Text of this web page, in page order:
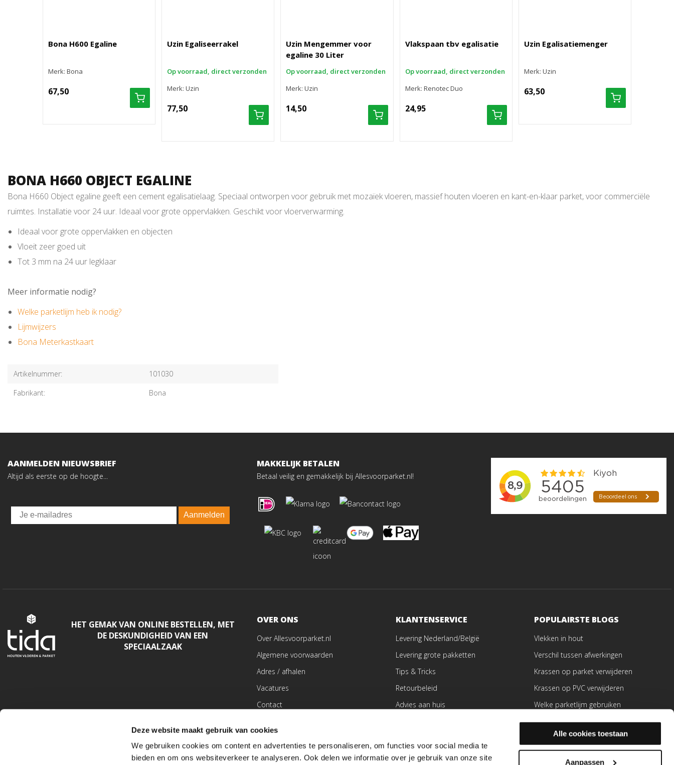
Deze website maakt gebruik van cookies
We gebruiken cookies om content en advertenties te personaliseren, om functies voor social media te
bieden en om ons websiteverkeer te analyseren. Ook delen we informatie over je gebruik van onze site
Alle cookies toestaan
Aanpassen
Bona H600 Egaline
Merk: Bona
67,50
Uzin Egaliseerrakel
Op voorraad, direct verzonden
Merk: Uzin
77,50
Uzin Mengemmer voor
egaline 30 Liter
Op voorraad, direct verzonden
Merk: Uzin
14,50
Vlakspaan tbv egalisatie
Op voorraad, direct verzonden
Merk: Renotec Duo
24,95
Uzin Egalisatiemenger
Merk: Uzin
63,50
BONA H660 OBJECT EGALINE
Bona H660 Object egaline geeft een cement egalisatielaag. Speciaal ontworpen voor gebruik met mozaïek vloeren, massief houten vloeren en kant-en-klaar parket, voor commerciële
ruimtes. Installatie voor 24 uur. Ideaal voor grote oppervlakken. Geschikt voor vloerverwarming.
Ideaal voor grote oppervlakken en objecten
Vloeit zeer goed uit
Tot 3 mm na 24 uur legklaar
Meer informatie nodig?
Welke parketlijm heb ik nodig?
Lijmwijzers
Bona Meterkastkaart
Artikelnummer:
101030
Fabrikant:
Bona
AANMELDEN NIEUWSBRIEF
Altijd als eerste op de hoogte...
Email
Aanmelden
MAKKELIJK BETALEN
Betaal veilig en gemakkelijk bij Allesvoorparket.nl!
HET GEMAK VAN ONLINE BESTELLEN, MET
DE DESKUNDIGHEID VAN EEN
SPECIAALZAAK
OVER ONS
Over Allesvoorparket.nl
Algemene voorwaarden
Adres / afhalen
Vacatures
Contact
KLANTENSERVICE
Levering Nederland/België
Levering grote pakketten
Tips & Tricks
Retourbeleid
Advies aan huis
POPULAIRSTE BLOGS
Vlekken in hout
Verschil tussen afwerkingen
Krassen op parket verwijderen
Krassen op PVC verwijderen
Welke parketlijm gebruiken